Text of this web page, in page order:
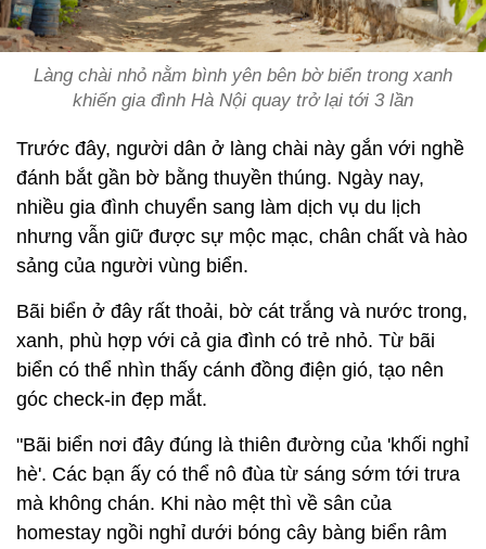
Làng chài nhỏ nằm bình yên bên bờ biển trong xanh
khiến gia đình Hà Nội quay trở lại tới 3 lần
Trước đây, người dân ở làng chài này gắn với nghề
đánh bắt gần bờ bằng thuyền thúng. Ngày nay,
nhiều gia đình chuyển sang làm dịch vụ du lịch
nhưng vẫn giữ được sự mộc mạc, chân chất và hào
sảng của người vùng biển.
Bãi biển ở đây rất thoải, bờ cát trắng và nước trong,
xanh, phù hợp với cả gia đình có trẻ nhỏ. Từ bãi
biển có thể nhìn thấy cánh đồng điện gió, tạo nên
góc check-in đẹp mắt.
"Bãi biển nơi đây đúng là thiên đường của 'khối nghỉ
hè'. Các bạn ấy có thể nô đùa từ sáng sớm tới trưa
mà không chán. Khi nào mệt thì về sân của
homestay ngồi nghỉ dưới bóng cây bàng biển râm